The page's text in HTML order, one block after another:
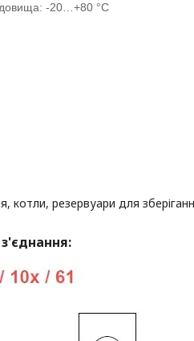
-20…+80 °C
котли, резервуари для